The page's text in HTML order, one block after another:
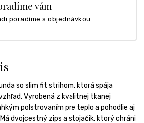
vám
poradíme s objednávkou
so slim fit strihom, ktorá spája
Vyrobená z kvalitnej tkanej
polstrovaním pre teplo a pohodlie aj
dvojcestný zips a stojačik, ktorý chráni